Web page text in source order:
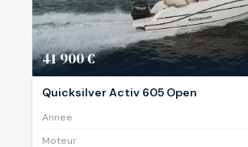
41 900 €
Quicksilver Activ 605 Open
Annee
Moteur